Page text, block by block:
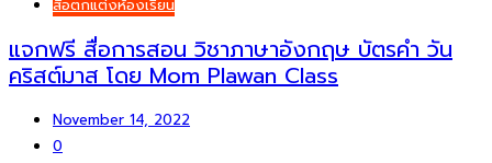
สื่อตกแต่งห้องเรียน
แจกฟรี สื่อการสอน วิชาภาษาอังกฤษ บัตรคำ วัน
คริสต์มาส โดย Mom Plawan Class
November 14, 2022
0